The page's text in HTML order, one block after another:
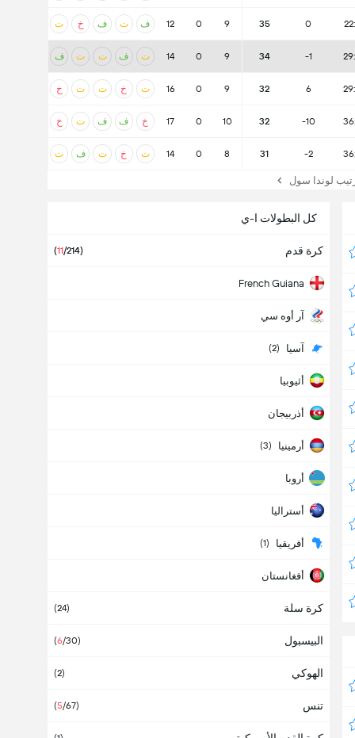
0
35
9
0
12 ف ت ف خ ت
-1
34
9
0
14 ت ف ت ت ف
6
32
9
0
16 ت خ ت ت خ
-10
32
10
0
17 خ ف ف ت خ
-2
31
8
0
14 ت خ ت ف ت
لوندا سول
كل البطولات ا-ي
كرة قدم (11/214)
French Guiana
آر أوه سي
آسيا (2)
أثيوبيا
أذربيجان
أرمينيا (3)
أروبا
أستراليا
أفريقيا (1)
أفغانستان
ألبانيا
ألمانيا
أمريكا
أنتيغوا وبربودا
كرة سلة (24)
البيسبول (6/30)
الهوكي (2)
تنس (5/67)